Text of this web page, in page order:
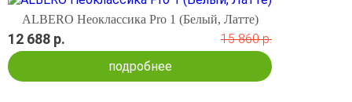
ALBERO Неоклассика Pro 1 (Белый, Латте)
12 688 р.
15 860 р.
подробнее